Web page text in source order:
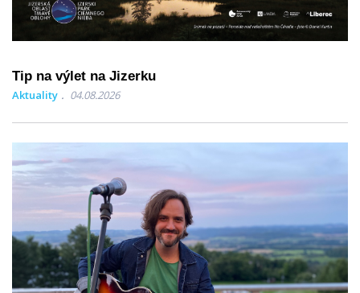
Tip na výlet na Jizerku
Aktuality 04.08.2026